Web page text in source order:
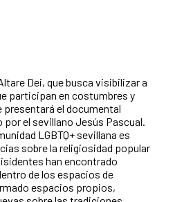
Dei, que busca visibilizar a
participan en costumbres y
el documental
por el sevillano Jesús Pascual.
LGBTQ+ sevillana es
sobre la religiosidad popular
han encontrado
de los espacios de
espacios propios,